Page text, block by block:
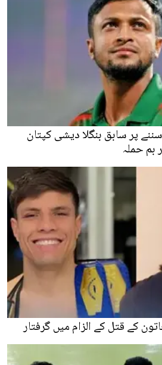
پر سابق بنگلا دیشی کپتان
حملہ
کے قتل کے الزام میں گرفتار